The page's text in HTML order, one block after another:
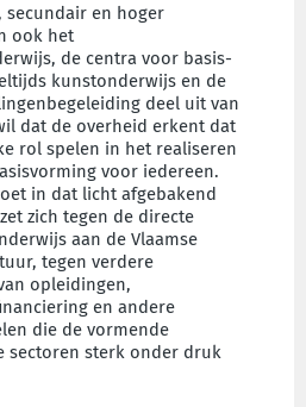
secundair en hoger
ook het
de centra voor basis-
kunstonderwijs en de
deel uit van
dat de overheid erkent dat
rol spelen in het realiseren
voor iedereen.
in dat licht afgebakend
zich tegen de directe
aan de Vlaamse
tegen verdere
opleidingen,
en andere
die de vormende
sectoren sterk onder druk